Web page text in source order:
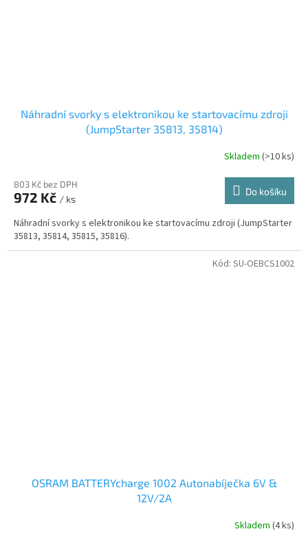
Náhradní svorky s elektronikou ke startovacímu zdroji
(JumpStarter 35813, 35814)
Skladem (>10 ks)
803 Kč bez DPH
972 Kč / ks
Do košíku
Náhradní svorky s elektronikou ke startovacímu zdroji (JumpStarter
35813, 35814, 35815, 35816).
OSRAM BATTERYcharge 1002 Autonabíječka 6V &
12V/2A
Skladem (4 ks)
Kód: SU-OEBCS1002